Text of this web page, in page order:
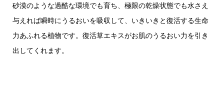
砂漠のような過酷な環境でも育ち、極限の乾燥状態でも水さえ
与えれば瞬時にうるおいを吸収して、いきいきと復活する生命
力あふれる植物です。復活草エキスがお肌のうるおい力を引き
出してくれます。